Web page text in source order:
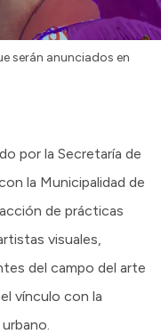
serán anunciados en
por la Secretaría de
la Municipalidad de
de prácticas
visuales,
del campo del arte
vínculo con la